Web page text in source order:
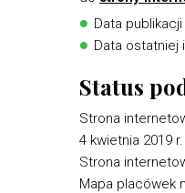
Data
Data ostatniej
Status
Strona
4 kwietnia 2019
Strona
Mapa placówek